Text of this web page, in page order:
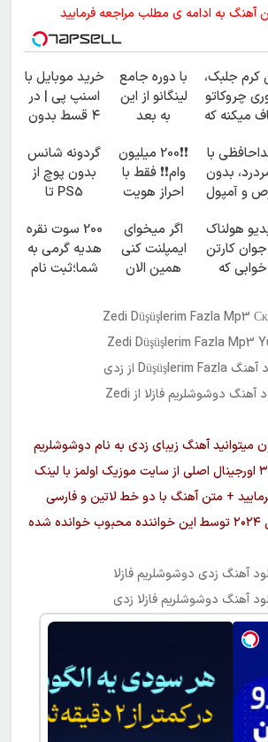
آهنگ به ادامه ی مطلب مراجعه فرمایید
کرم جلبک،
چروکاتو
میکنه که
ویژه)
با دوره جامع
لینگانو از این
به بعد
صحبت کن
خرید موبایل با
اسنپ پی | در
۴ قسط بدون
با
بدون
و آمپول
❗❗200 میلیون
وام❗❗ فقط با
احراز هویت
گردونه شانس
بدون پوچ از
PS5 تا
کوین 🔥
هولناک
جوان کارتن
خوابی که
رایگان
اگر میخوای
ایمپلنت کنی
همین الان
۲۵ میلیون
تومان!!!
200 سوت نقره
هدیه گرمی به
شما؛ثبت نام
Zedi Düşüşlerim Fazla Mp3
Zedi Düşüşlerim Fazla Mp3
آهنگ Düşüşlerim Fazla از زدی
آهنگ دوشوشلریم فازلا از Zedi
میتوانید آهنگ زیبای زدی به نام دوشوشلریم
را با کیفیت ۳۲۰ اورجینال اصلی از سایت موزیک اولمز با لینک
+ متن آهنگ با دو خط لاتین و فارسی
آهنگ زدی دوشوشلریم فازلا
آهنگ دوشوشلریم فازلا زدی